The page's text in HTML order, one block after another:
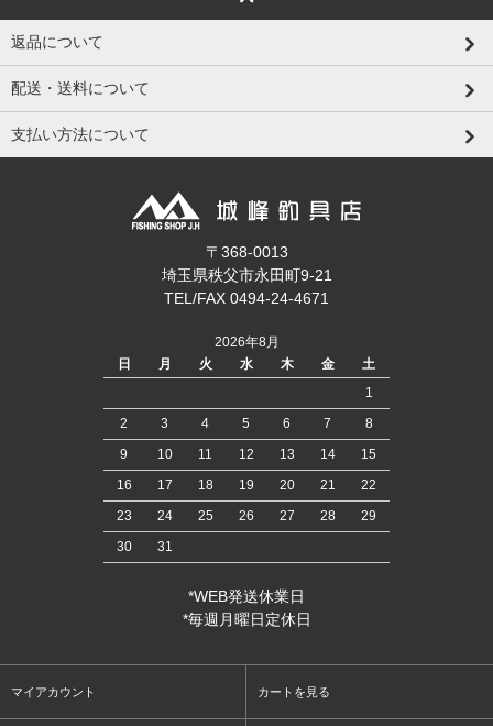
返品について
配送・送料について
支払い方法について
〒368-0013
埼玉県秩父市永田町9-21
TEL/FAX 0494-24-4671
2026年8月
日
月 火 水 木 金
土
1
2
3 4 5 6 7
8
9
10 11 12 13 14
15
16
17 18 19 20 21
22
23
24 25 26 27 28
29
30
31
*WEB発送休業日
*毎週月曜日定休日
マイアカウント カートを見る